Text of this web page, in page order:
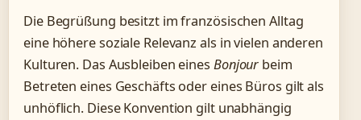
Die Begrüßung besitzt im französischen Alltag
eine höhere soziale Relevanz als in vielen anderen
Kulturen. Das Ausbleiben eines Bonjour beim
Betreten eines Geschäfts oder eines Büros gilt als
unhöflich. Diese Konvention gilt unabhängig